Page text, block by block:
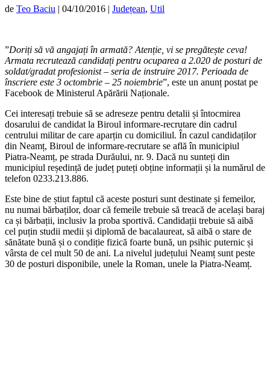
de Teo Baciu | 04/10/2016 | Județean, Util
”Doriți să vă angajați în armată? Atenție, vi se pregătește ceva!
Armata recrutează candidați pentru ocuparea a 2.020 de posturi de
soldat/gradat profesionist – seria de instruire 2017. Perioada de
înscriere este 3 octombrie – 25 noiembrie”, este un anunț postat pe
Facebook de Ministerul Apărării Naționale.
Cei interesați trebuie să se adreseze pentru detalii și întocmirea
dosarului de candidat la Biroul informare-recrutare din cadrul
centrului militar de care aparțin cu domiciliul. În cazul candidaților
din Neamț, Biroul de informare-recrutare se află în municipiul
Piatra-Neamț, pe strada Durăului, nr. 9. Dacă nu sunteți din
municipiul reședință de județ puteți obține informații și la numărul de
telefon 0233.213.886.
Este bine de știut faptul că aceste posturi sunt destinate și femeilor,
nu numai bărbaților, doar că femeile trebuie să treacă de același baraj
ca și bărbații, inclusiv la proba sportivă. Candidații trebuie să aibă
cel puțin studii medii și diplomă de bacalaureat, să aibă o stare de
sănătate bună și o condiție fizică foarte bună, un psihic puternic și
vârsta de cel mult 50 de ani. La nivelul județului Neamț sunt peste
30 de posturi disponibile, unele la Roman, unele la Piatra-Neamț.